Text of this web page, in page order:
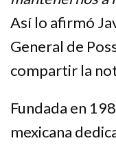
Así lo afirmó
General de
compartir la
Fundada en
mexicana